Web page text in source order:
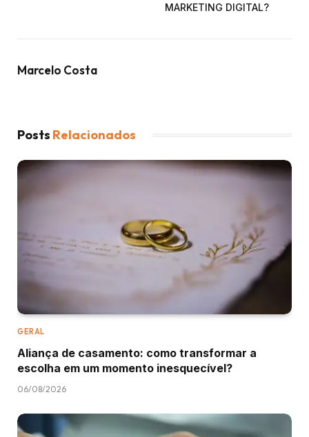
MARKETING DIGITAL?
Marcelo Costa
Posts Relacionados
GERAL
Aliança de casamento: como transformar a
escolha em um momento inesquecível?
06/08/2026